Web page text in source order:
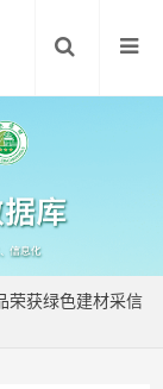
荣获绿色建材采信